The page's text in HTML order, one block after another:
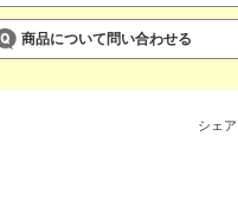
商品について問い合わせる
シェア